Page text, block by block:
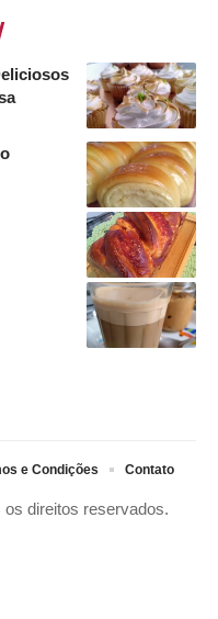
direitos reservados.
e Condições Contato